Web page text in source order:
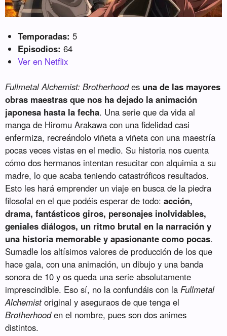
Temporadas: 5
Episodios: 64
Ver en Netflix
Fullmetal Alchemist: Brotherhoodes una de las mayores
obras maestras que nos ha dejado la animación
japonesa hasta la fecha. Una serie que da vida al
manga de Hiromu Arakawa con una fidelidad casi
enfermiza, recreándolo viñeta a viñeta con una maestría
pocas veces vistas en el medio. Su historia nos cuenta
cómo dos hermanos intentan resucitar con alquimia a su
madre, lo que acaba teniendo catastróficos resultados.
Esto les hará emprender un viaje en busca de la piedra
filosofal en el que podéis esperar de todo:acción,
drama, fantásticos giros, personajes inolvidables,
geniales diálogos, un ritmo brutal en la narración y
una historia memorable y apasionante como pocas.
Sumadle los altísimos valores de producción de los que
hace gala, con una animación, un dibujo y una banda
sonora de 10 y os queda una serie absolutamente
imprescindible. Eso sí, no la confundáis con laFullmetal
Alchemistoriginal y aseguraos de que tenga el
Brotherhooden el nombre, pues son dos animes
distintos.